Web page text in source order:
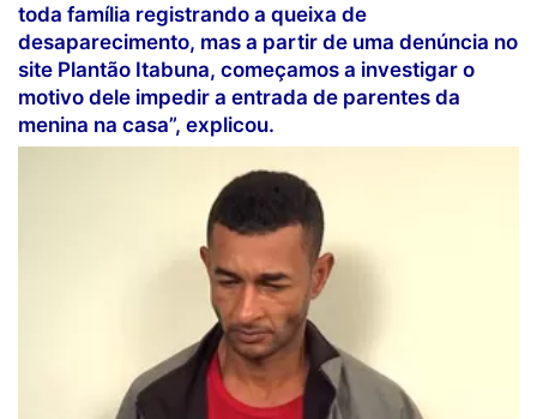
toda família registrando a queixa de
desaparecimento, mas a partir de uma denúncia no
site Plantão Itabuna, começamos a investigar o
motivo dele impedir a entrada de parentes da
menina na casa”, explicou.